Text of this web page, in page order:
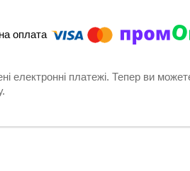
електронні платежі. Тепер ви